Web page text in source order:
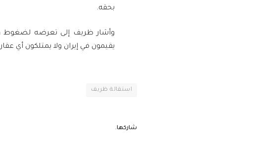
بحقه.
وأشار ظريف إلى تعرضه لضغوط
يقيمون في إيران ولا يمتلكون أي
استقالة ظريف
شاركها.